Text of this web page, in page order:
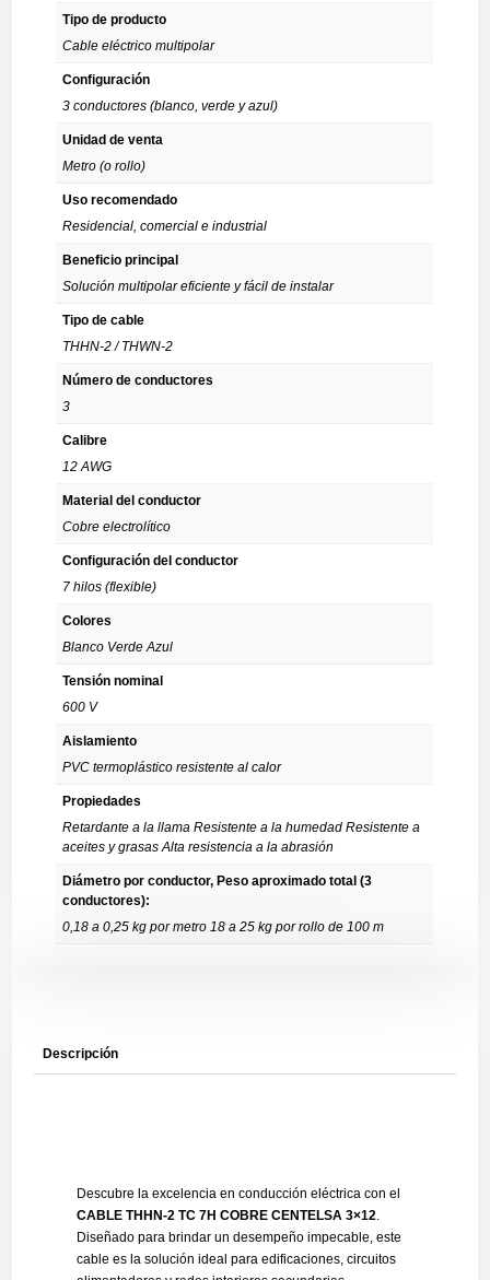
Tipo de producto
Cable eléctrico multipolar
Configuración
3 conductores (blanco, verde y azul)
Unidad de venta
Metro (o rollo)
Uso recomendado
Residencial, comercial e industrial
Beneficio principal
Solución multipolar eficiente y fácil de instalar
Tipo de cable
THHN-2 / THWN-2
Número de conductores
3
Calibre
12 AWG
Material del conductor
Cobre electrolítico
Configuración del conductor
7 hilos (flexible)
Colores
Blanco Verde Azul
Tensión nominal
600 V
Aislamiento
PVC termoplástico resistente al calor
Propiedades
Retardante a la llama Resistente a la humedad Resistente a
aceites y grasas Alta resistencia a la abrasión
Diámetro por conductor, Peso aproximado total (3
conductores):
0,18 a 0,25 kg por metro 18 a 25 kg por rollo de 100 m
Descripción
Descubre la excelencia en conducción eléctrica con el
CABLE THHN-2 TC 7H COBRE CENTELSA 3×12.
Diseñado para brindar un desempeño impecable, este
cable es la solución ideal para edificaciones, circuitos